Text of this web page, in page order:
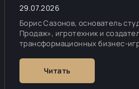
29.07.2026
Борис Сазонов, основатель
Продаж», игротехник и
трансформационных бизнес-
Читать